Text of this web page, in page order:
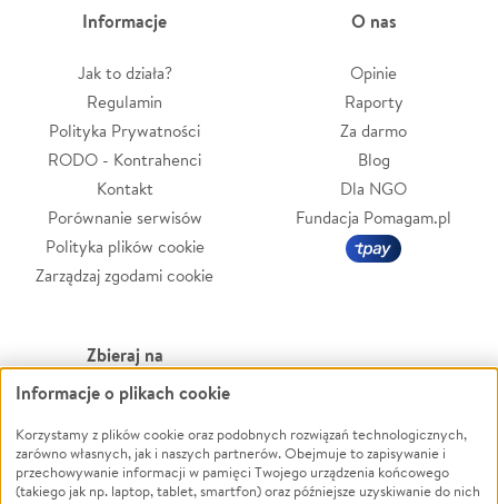
Informacje
Jak to działa?
Regulamin
Polityka Prywatności
RODO - Kontrahenci
Kontakt
Porównanie serwisów
Polityka plików cookie
Zarządzaj zgodami cookie
O nas
Opinie
Raporty
Za darmo
Blog
Dla NGO
Fundacja Pomagam.pl
Zbieraj na
Leczenie
Zwierzęta
Pożar
Ukraina
Powódź
Wichura
NGO
Informacje o plikach cookie
Korzystamy z plików cookie oraz podobnych rozwiązań technologicznych,
zarówno własnych, jak i naszych partnerów. Obejmuje to zapisywanie i
przechowywanie informacji w pamięci Twojego urządzenia końcowego
(takiego jak np. laptop, tablet, smartfon) oraz późniejsze uzyskiwanie do nich